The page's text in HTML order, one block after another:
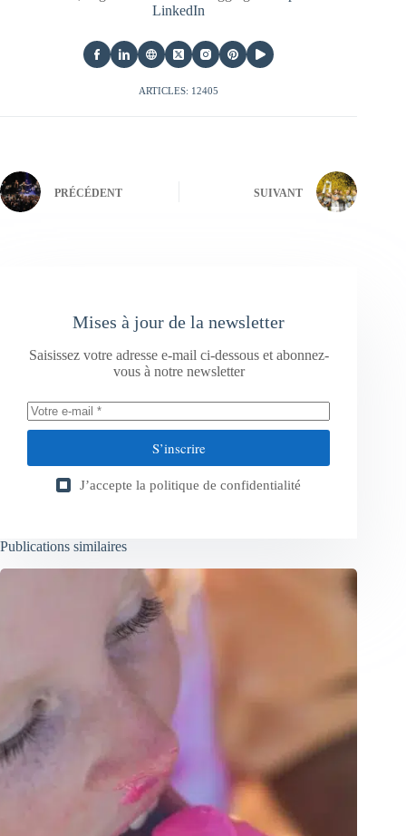
LinkedIn
ARTICLES: 12405
PRÉCÉDENT SUIVANT
Mises à jour de la newsletter
Saisissez votre adresse e-mail ci-dessous et abonnez-
vous à notre newsletter
S’inscrire
J’accepte la politique de confidentialité
Publications similaires